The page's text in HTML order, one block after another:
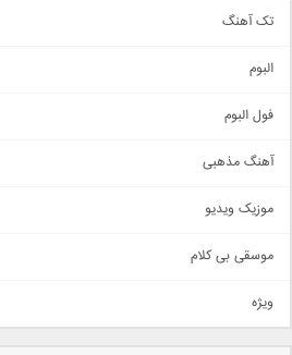
تک آهنگ
اجتماعی
حماسی
سنتی
اهنگ بندرعباسی
دمو
مذهبی
البوم
فول البوم
آهنگ مذهبی
موزیک ویدیو
موسقی بی کلام
ویژه